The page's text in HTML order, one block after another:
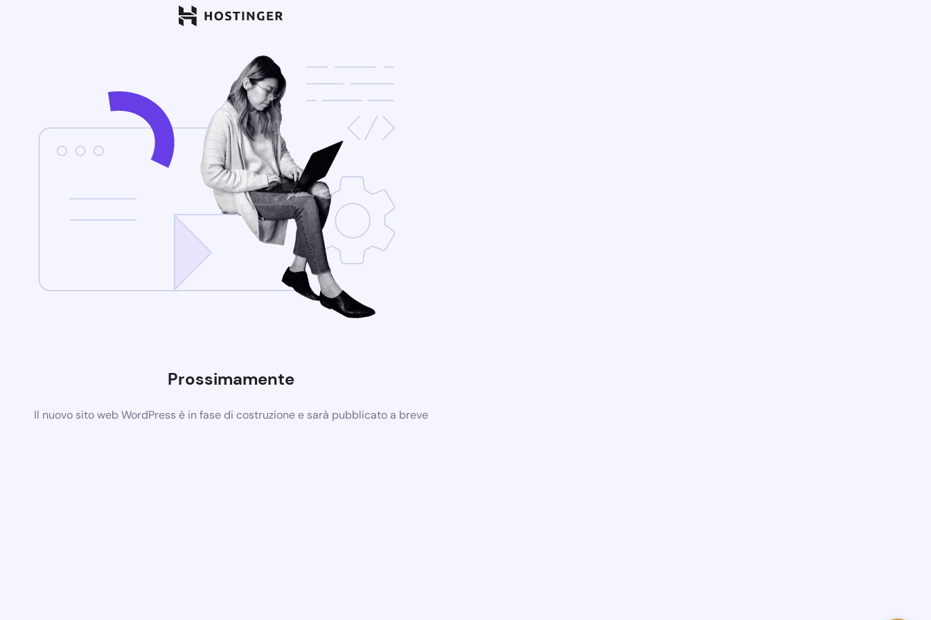
Prossimamente
Il nuovo sito web WordPress è in fase di costruzione e sarà pubblicato a breve